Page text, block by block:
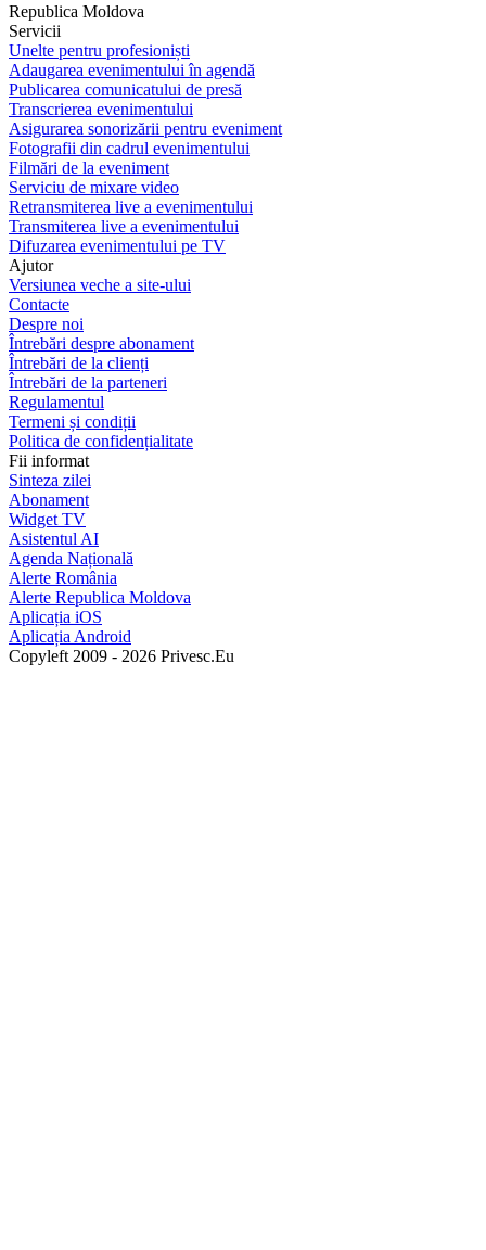
Republica Moldova
Servicii
Unelte pentru profesioniști
Adaugarea evenimentului în agendă
Publicarea comunicatului de presă
Transcrierea evenimentului
Asigurarea sonorizării pentru eveniment
Fotografii din cadrul evenimentului
Filmări de la eveniment
Serviciu de mixare video
Retransmiterea live a evenimentului
Transmiterea live a evenimentului
Difuzarea evenimentului pe TV
Ajutor
Versiunea veche a site-ului
Contacte
Despre noi
Întrebări despre abonament
Întrebări de la clienți
Întrebări de la parteneri
Regulamentul
Termeni și condiții
Politica de confidențialitate
Fii informat
Sinteza zilei
Abonament
Widget TV
Asistentul AI
Agenda Națională
Alerte România
Alerte Republica Moldova
Aplicația iOS
Aplicația Android
Copyleft 2009 - 2026 Privesc.Eu